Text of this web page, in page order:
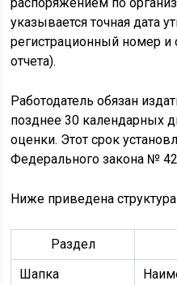
указывается точная дата
регистрационный номер и
отчета).
Работодатель обязан
позднее 30 календарных
оценки. Этот срок
Федерального закона №
Ниже приведена
Раздел
Шапка